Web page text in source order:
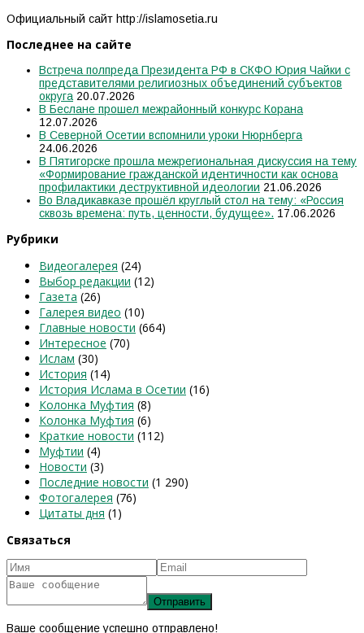
Официальный сайт http://islamosetia.ru
Последнее на сайте
Встреча полпреда Президента РФ в СКФО Юрия Чайки с
представителями религиозных объединений субъектов
округа 20.07.2026
В Беслане прошел межрайонный конкурс Корана
12.07.2026
В Северной Осетии вспомнили уроки Нюрнберга
24.06.2026
В Пятигорске прошла межрегиональная дискуссия на тему
«Формирование гражданской идентичности как основа
профилактики деструктивной идеологии 21.06.2026
Во Владикавказе прошёл круглый стол на тему: «Россия
сквозь времена: путь, ценности, будущее». 17.06.2026
Рубрики
Видеогалерея (24)
Выбор редакции (12)
Газета (26)
Галерея видео (10)
Главные новости (664)
Интересное (70)
Ислам (30)
История (14)
История Ислама в Осетии (16)
Колонка Муфтия (8)
Колонка Муфтия (6)
Краткие новости (112)
Муфтии (4)
Новости (3)
Последние новости (1 290)
Фотогалерея (76)
Цитаты дня (1)
Связаться
Ваше сообщение успешно отправлено!